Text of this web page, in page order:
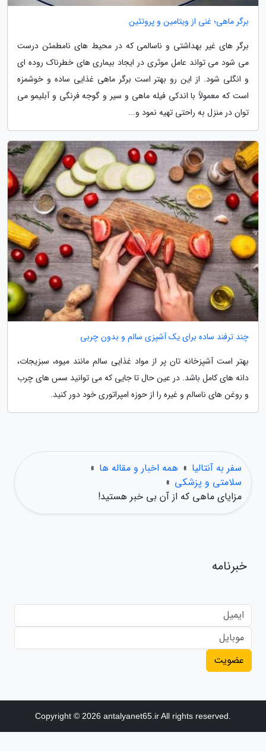
برگر ماهی؛ غنی از ویتامین و پروتئین
برگر های غیر بهداشتی و ناسالمی که در محیط های نامطمئن درست
می شود می تواند عامل موثری در ایجاد بیماری های خطرناک روده ای
و انگلی شود. از این رو بهتر است برگر ماهی غذایی ساده و خوشمزه
است که معمولاً با اندکی فیله ماهی و سیر و گوجه فرنگی و آبلیمو می
توان در منزل به راحتی تهیه نمود و...
چند ترفند ساده برای یک آشپزی سالم و بدون چربی
بهتر است آشپزخانه تان پر از مواد غذایی سالم مانند میوه، سبزیجات،
دانه های کامل باشد. در عین حال تا جایی که می توانید سس های چرب
و روغن های ناسالم و غیره را از حوزه امپراتوری خود دور کنید.
سفر به آنتالیا » همه اخبار و مقاله ها »
سلامتی و پزشکی »
مزایای ماهی که از آن بی خبر هستید!
خبرنامه
عضویت
Copyright © 2026 antalyanet65.ir All rights reserved.